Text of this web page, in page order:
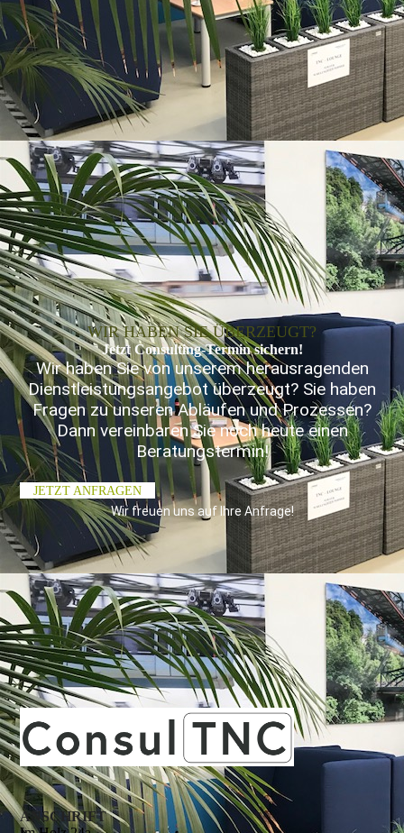
WIR HABEN SIE ÜBERZEUGT?
Jetzt Consulting-Termin sichern!
Wir haben Sie von unserem herausragenden
Dienstleistungsangebot überzeugt? Sie haben
Fragen zu unseren Abläufen und Prozessen?
Dann vereinbaren Sie noch heute einen
Beratungstermin!
JETZT ANFRAGEN
Wir freuen uns auf Ihre Anfrage!
ANSCHRIFT